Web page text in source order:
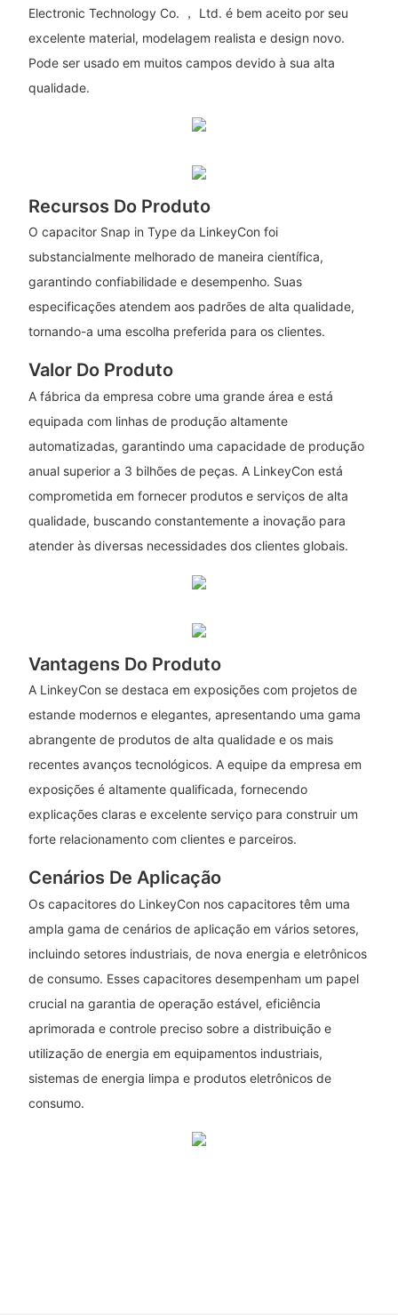
Electronic Technology Co. ， Ltd. é bem aceito por seu
excelente material, modelagem realista e design novo.
Pode ser usado em muitos campos devido à sua alta
qualidade.
Recursos Do Produto
O capacitor Snap in Type da LinkeyCon foi
substancialmente melhorado de maneira científica,
garantindo confiabilidade e desempenho. Suas
especificações atendem aos padrões de alta qualidade,
tornando-a uma escolha preferida para os clientes.
Valor Do Produto
A fábrica da empresa cobre uma grande área e está
equipada com linhas de produção altamente
automatizadas, garantindo uma capacidade de produção
anual superior a 3 bilhões de peças. A LinkeyCon está
comprometida em fornecer produtos e serviços de alta
qualidade, buscando constantemente a inovação para
atender às diversas necessidades dos clientes globais.
Vantagens Do Produto
A LinkeyCon se destaca em exposições com projetos de
estande modernos e elegantes, apresentando uma gama
abrangente de produtos de alta qualidade e os mais
recentes avanços tecnológicos. A equipe da empresa em
exposições é altamente qualificada, fornecendo
explicações claras e excelente serviço para construir um
forte relacionamento com clientes e parceiros.
Cenários De Aplicação
Os capacitores do LinkeyCon nos capacitores têm uma
ampla gama de cenários de aplicação em vários setores,
incluindo setores industriais, de nova energia e eletrônicos
de consumo. Esses capacitores desempenham um papel
crucial na garantia de operação estável, eficiência
aprimorada e controle preciso sobre a distribuição e
utilização de energia em equipamentos industriais,
sistemas de energia limpa e produtos eletrônicos de
consumo.